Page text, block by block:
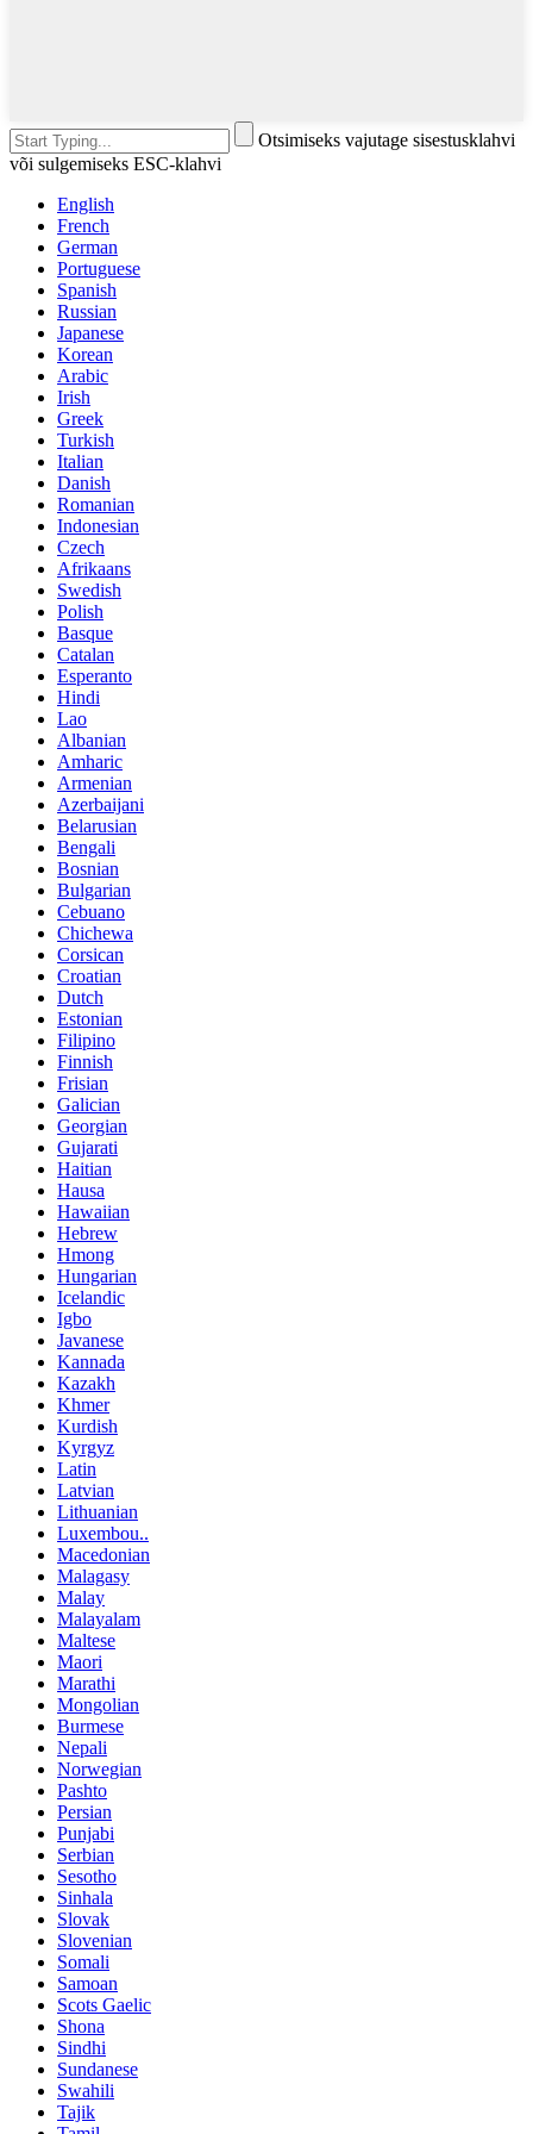
Otsimiseks vajutage sisestusklahvi
või sulgemiseks ESC-klahvi
English
French
German
Portuguese
Spanish
Russian
Japanese
Korean
Arabic
Irish
Greek
Turkish
Italian
Danish
Romanian
Indonesian
Czech
Afrikaans
Swedish
Polish
Basque
Catalan
Esperanto
Hindi
Lao
Albanian
Amharic
Armenian
Azerbaijani
Belarusian
Bengali
Bosnian
Bulgarian
Cebuano
Chichewa
Corsican
Croatian
Dutch
Estonian
Filipino
Finnish
Frisian
Galician
Georgian
Gujarati
Haitian
Hausa
Hawaiian
Hebrew
Hmong
Hungarian
Icelandic
Igbo
Javanese
Kannada
Kazakh
Khmer
Kurdish
Kyrgyz
Latin
Latvian
Lithuanian
Luxembou..
Macedonian
Malagasy
Malay
Malayalam
Maltese
Maori
Marathi
Mongolian
Burmese
Nepali
Norwegian
Pashto
Persian
Punjabi
Serbian
Sesotho
Sinhala
Slovak
Slovenian
Somali
Samoan
Scots Gaelic
Shona
Sindhi
Sundanese
Swahili
Tajik